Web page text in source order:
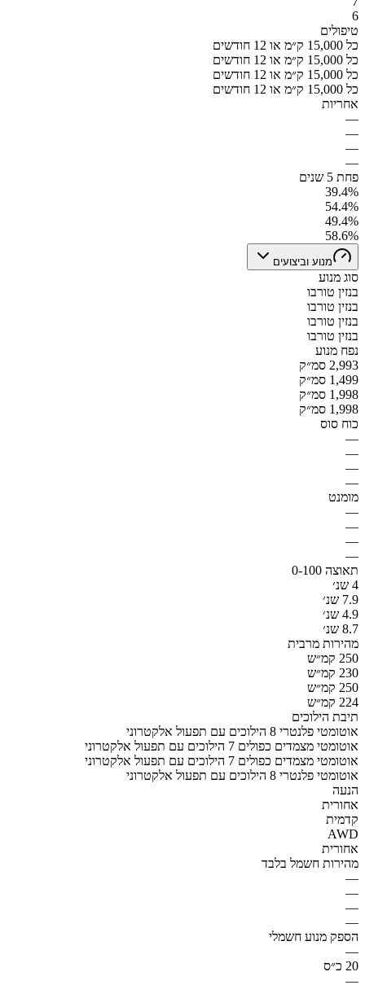
6
טיפולים
כל 15,000 ק״מ או 12 חודשים
כל 15,000 ק״מ או 12 חודשים
כל 15,000 ק״מ או 12 חודשים
כל 15,000 ק״מ או 12 חודשים
אחריות
—
—
—
—
פחת 5 שנים
39.4%
54.4%
49.4%
58.6%
מנוע וביצועים
סוג מנוע
בנזין טורבו
בנזין טורבו
בנזין טורבו
בנזין טורבו
נפח מנוע
2,993 סמ״ק
1,499 סמ״ק
1,998 סמ״ק
1,998 סמ״ק
כוח סוס
—
—
—
—
מומנט
—
—
—
—
תאוצה 0-100
4 שנ׳
7.9 שנ׳
4.9 שנ׳
8.7 שנ׳
מהירות מרבית
250 קמ״ש
230 קמ״ש
250 קמ״ש
224 קמ״ש
תיבת הילוכים
אוטומטי פלנטרי 8 הילוכים עם תפעול אלקטרוני
אוטומטי מצמדים כפולים 7 הילוכים עם תפעול אלקטרוני
אוטומטי מצמדים כפולים 7 הילוכים עם תפעול אלקטרוני
אוטומטי פלנטרי 8 הילוכים עם תפעול אלקטרוני
הנעה
אחורית
קדמית
AWD
אחורית
מהירות חשמל בלבד
—
—
—
—
הספק מנוע חשמלי
—
20 כ״ס
—